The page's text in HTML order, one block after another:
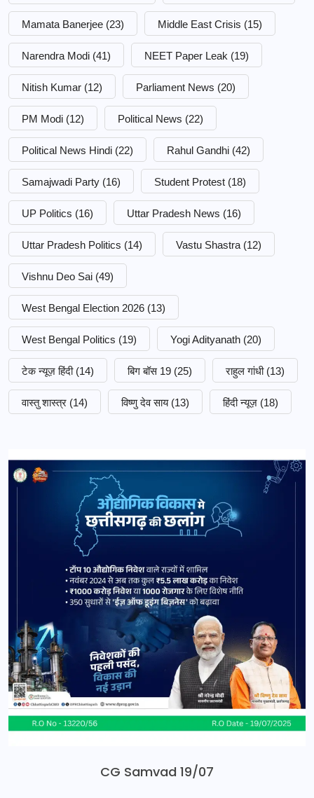
Mamata Banerjee (23) Middle East Crisis (15)
Narendra Modi (41) NEET Paper Leak (19)
Nitish Kumar (12) Parliament News (20)
PM Modi (12) Political News (22)
Political News Hindi (22) Rahul Gandhi (42)
Samajwadi Party (16) Student Protest (18)
UP Politics (16) Uttar Pradesh News (16)
Uttar Pradesh Politics (14) Vastu Shastra (12)
Vishnu Deo Sai (49)
West Bengal Election 2026 (13)
West Bengal Politics (19) Yogi Adityanath (20)
टेक न्यूज़ हिंदी (14) बिग बॉस 19 (25) राहुल गांधी (13)
वास्तु शास्त्र (14) विष्णु देव साय (13) हिंदी न्यूज़ (18)
CG Samvad 19/07